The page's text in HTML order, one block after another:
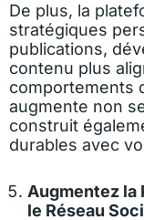
De plus, la
stratégiques
publications,
contenu plus
comportements
augmente non
construit
durables avec
Augmentez la
le Réseau